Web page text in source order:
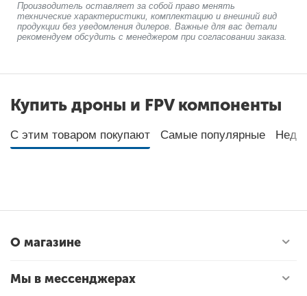
Производитель оставляет за собой право менять
технические характеристики, комплектацию и внешний вид
продукции без уведомления дилеров. Важные для вас детали
рекомендуем обсудить с менеджером при согласовании заказа.
Купить дроны и FPV компоненты
С этим товаром покупают Самые популярные
О магазине
Мы в мессенджерах